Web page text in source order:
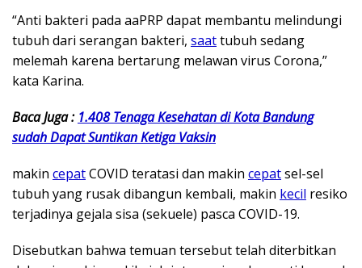
“Anti bakteri pada aaPRP dapat membantu melindungi
tubuh dari serangan bakteri, saattubuh sedang
melemah karena bertarung melawan virus Corona,”
kata Karina.
Baca Juga : 1.408 Tenaga Kesehatan di Kota Bandung
sudah Dapat Suntikan Ketiga Vaksin
makin cepatCOVID teratasi dan makin cepatsel-sel
tubuh yang rusak dibangun kembali, makin kecil resiko
terjadinya gejala sisa (sekuele) pasca COVID-19.
Disebutkan bahwa temuan tersebut telah diterbitkan